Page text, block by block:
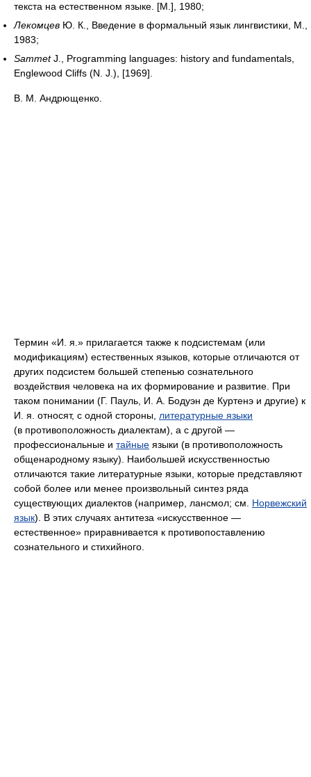
текста на естественном языке. [М.], 1980;
Лекомцев Ю. К., Введение в формальный язык лингвистики, М.,
1983;
SammetJ., Programming languages: history and fundamentals,
Englewood Cliffs (N. J.), [1969].
В. М. Андрющенко.
Термин «И. я.» прилагается также к подсистемам (или
модификациям) естественных языков, которые отличаются от
других подсистем большей степенью сознательного
воздействия человека на их формирование и развитие. При
таком понимании (Г. Пауль, И. А. Бодуэн де Куртенэ и другие) к
И. я. относят, с одной стороны, литературные языки
(в противоположность диалектам), а с другой —
профессиональные и тайные языки (в противоположность
общенародному языку). Наибольшей искусственностью
отличаются такие литературные языки, которые представляют
собой более или менее произвольный синтез ряда
существующих диалектов (например, лансмол; см. Норвежский
язык). В этих случаях антитеза «искусственное —
естественное» приравнивается к противопоставлению
сознательного и стихийного.